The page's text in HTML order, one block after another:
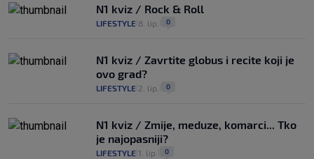
N1 kviz / Rock & Roll
LIFESTYLE 8. lip. 0
N1 kviz / Zavrtite globus i recite koji je
ovo grad?
LIFESTYLE 2. lip. 0
N1 kviz / Zmije, meduze, komarci... Tko
je najopasniji?
LIFESTYLE 1. lip. 0